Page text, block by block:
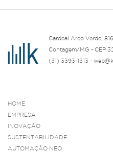
Cardeal Arco Verde,
Contagem/MG - CEP
(31) 3393-1313 -
HOME
EMPRESA
INOVAÇÃO
SUSTENTABILIDADE
AUTOMAÇÃO NEO